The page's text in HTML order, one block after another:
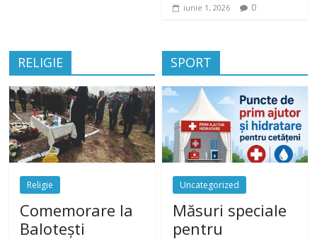
iunie 1, 2026 0
RELIGIE
Religie
Comemorare la
Balotești
SPORT
Uncategorized
Măsuri speciale
pentru